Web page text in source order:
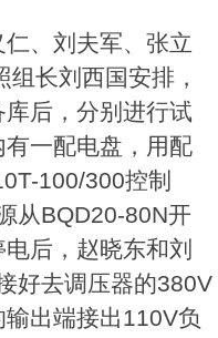
、刘夫军、张立
长刘西国安排，
后，分别进行试
一配电盘，用配
100/300控制
从BQD20-80N开
后，赵晓东和刘
好去调压器的380V
出端接出110V负